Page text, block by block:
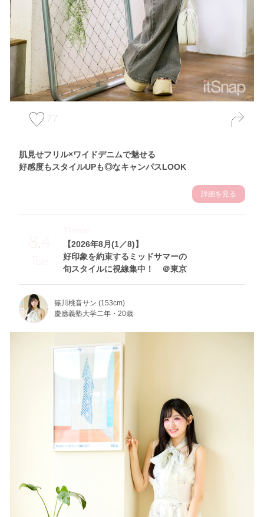
77
肌見せフリル×ワイドデニムで魅せる
好感度もスタイルUPも◎なキャンパスLOOK
詳細を見る
8.4
Tue
【2026年8月(1／8)】
好印象を約束するミッドサマーの
旬スタイルに視線集中！ ＠東京
Theme
篠川桃音サン (153cm)
慶應義塾大学二年・20歳